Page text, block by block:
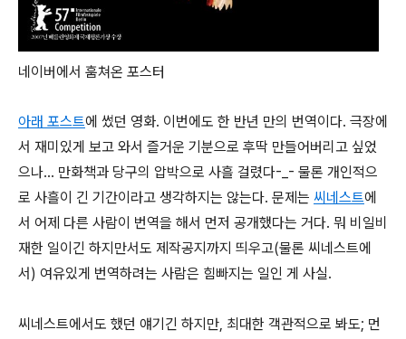
네이버에서 훔쳐온 포스터
아래 포스트에 썼던 영화. 이번에도 한 반년 만의 번역이다. 극장에
서 재미있게 보고 와서 즐거운 기분으로 후딱 만들어버리고 싶었
으나... 만화책과 당구의 압박으로 사흘 걸렸다-_- 물론 개인적으
로 사흘이 긴 기간이라고 생각하지는 않는다. 문제는 씨네스트에
서 어제 다른 사람이 번역을 해서 먼저 공개했다는 거다. 뭐 비일비
재한 일이긴 하지만서도 제작공지까지 띄우고(물론 씨네스트에
서) 여유있게 번역하려는 사람은 힘빠지는 일인 게 사실.
씨네스트에서도 했던 얘기긴 하지만, 최대한 객관적으로 봐도; 먼